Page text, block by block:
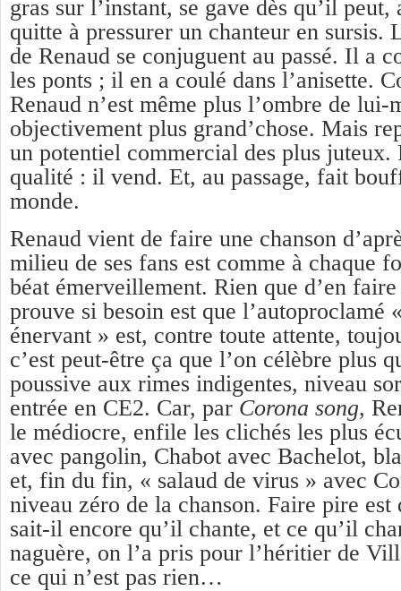
gras sur l’instant, se gave dès qu’il peut,
quitte à pressurer un chanteur en sursis.
de Renaud se conjuguent au passé. Il a
les ponts ; il en a coulé dans l’anisette.
Renaud n’est même plus l’ombre de lui-
objectivement plus grand’chose. Mais
un potentiel commercial des plus juteux.
qualité : il vend. Et, au passage, fait
monde.
Renaud vient de faire une chanson
milieu de ses fans est comme à chaque
béat émerveillement. Rien que d’en
prouve si besoin est que l’autoproclamé
énervant » est, contre toute attente,
c’est peut-être ça que l’on célèbre plus
poussive aux rimes indigentes, niveau
entrée en CE2. Car, par Corona song,
le médiocre, enfile les clichés les plus
avec pangolin, Chabot avec Bachelot,
et, fin du fin, « salaud de virus » avec
niveau zéro de la chanson. Faire pire
sait-il encore qu’il chante, et ce qu’il
naguère, on l’a pris pour l’héritier de
ce qui n’est pas rien…